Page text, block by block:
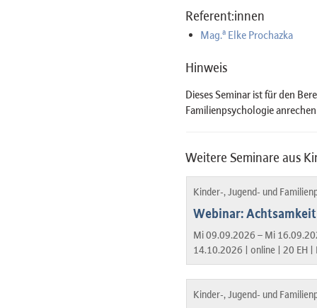
Referent:innen
Mag.a Elke Prochazka
Hinweis
Dieses Seminar ist für den
Familienpsychologie
Weitere Seminare aus
Kinder-, Jugend- und
Webinar:
Mi 09.09.2026 – Mi
14.10.2026 |online |20 EH |
Kinder-, Jugend- und